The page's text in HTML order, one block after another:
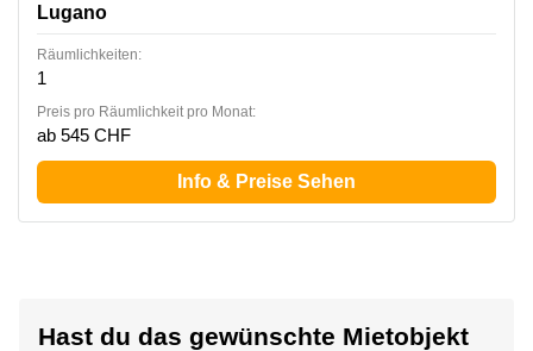
Lugano
Räumlichkeiten:
1
Preis pro Räumlichkeit pro Monat:
ab 545 CHF
Info & Preise Sehen
Hast du das gewünschte Mietobjekt